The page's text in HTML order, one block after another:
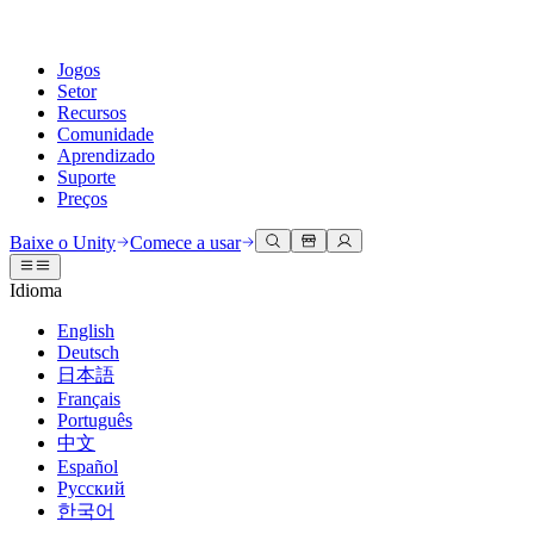
Jogos
Setor
Recursos
Comunidade
Aprendizado
Suporte
Preços
Engine do Unity
Crie jogos 2D e 3D para qualquer plataforma
Colaboração
Colabore e itere rapidamente com sua equipe
Baixe o Unity
Planos e preços
Implante
Multiplataforma
Colaboração 3D
Construa e revise projetos 3D em tempo real
Treinamento imersivo
Treine em ambientes imersivos
Experiências do cliente
Crie experiências interativas em 3D
Setores
Manufatura
Documentação
Ferramentas de desenvolvedor
Versões de lançamento e rastreador de problemas
Roteiro
Revisar recursos futuros
Glossário
Discussões
Eventos
Eventos globais e locais
Histórias da comunidade
Made with Unity
Mostrando criadores do Unity
Unity Learn
Domine habilidades do Unity gratuitamente
Treinamento profissional
Aprimore sua equipe com treinadores do Unity
É iniciante no Unity?
Conceitos básicos
Inicie seu aprendizado
Caminhos Essenciais do Unity
Obter ajuda
Ajudando você a ter sucesso com Unity
Planos de sucesso
Alcance seus objetivos mais rápido com suporte especializado
Perguntas frequentes
Respostas para perguntas comuns
Entre em contato conosco
Conecte-se com nossa equipe
Baixe o Unity Comece a usar
Idioma
English
Deutsch
日本語
Français
Português
中文
Español
Русский
한국어